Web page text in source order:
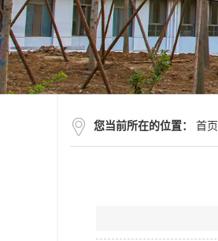
您当前所在的位置： 首页